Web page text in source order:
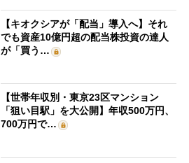
【キオクシアが「配当」導入へ】それ
でも資産10億円超の配当株投資の達人
が「買う…
【世帯年収別・東京23区マンション
「狙い目駅」を大公開】年収500万円、
700万円で…